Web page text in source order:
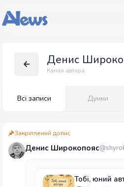
Денис
Канал автора
Всі записи Думки
Закріплений допис
Денис Широкопояс
Тобі, юний